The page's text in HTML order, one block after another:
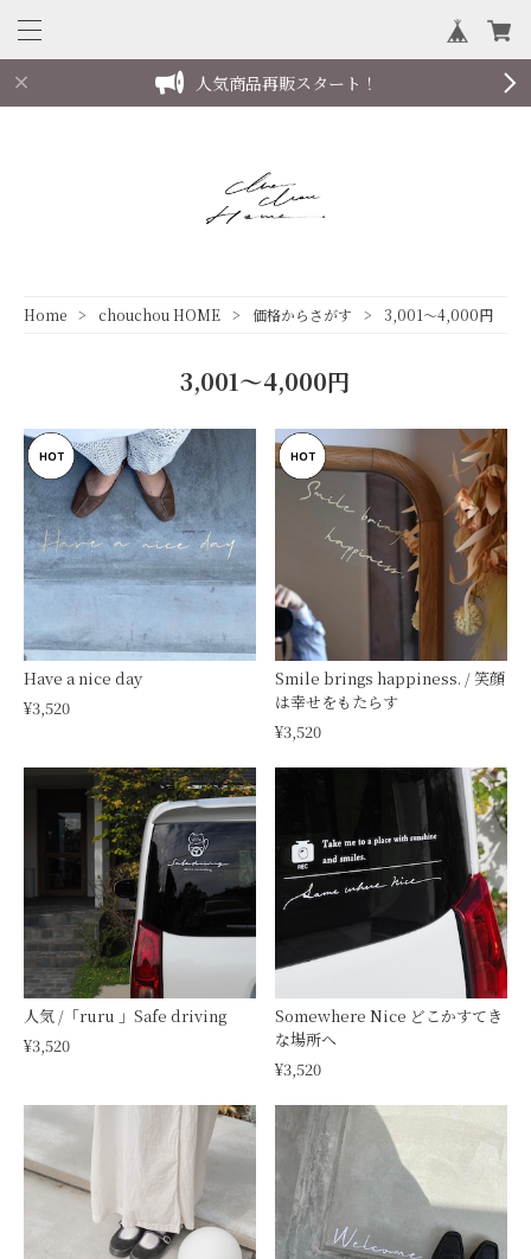
人気商品再販スタート！
Home chouchou HOME 価格からさがす 3,001～4,000円
3,001～4,000円
Have a nice day
¥3,520
Smile brings happiness. / 笑顔
は幸せをもたらす
¥3,520
人気 /「ruru 」Safe driving
¥3,520
Somewhere Nice どこかすてき
な場所へ
¥3,520